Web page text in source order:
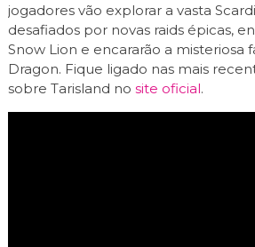
jogadores vão explorar a vasta
desafiados por novas raids épicas,
Snow Lion e encararão a misteriosa
Dragon. Fique ligado nas mais
sobre Tarisland no site oficial.